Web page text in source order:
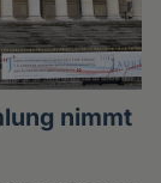
nimmt